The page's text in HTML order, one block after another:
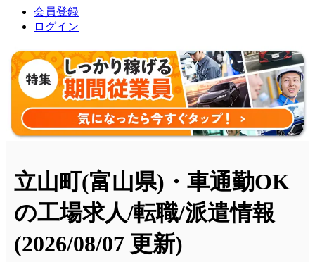
会員登録
ログイン
立山町(富山県)・車通勤OK
の工場求人/転職/派遣情報
(2026/08/07 更新)